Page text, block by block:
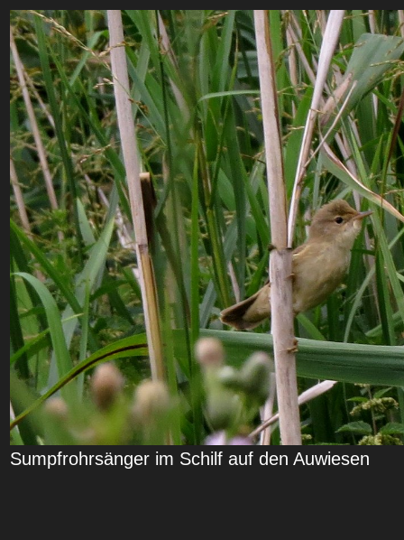
Sumpfrohrsänger im Schilf auf den Auwiesen